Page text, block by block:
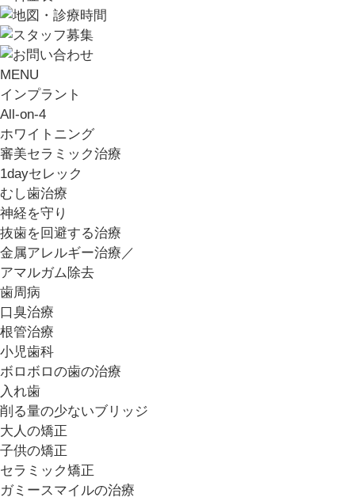
MENU
インプラント
All-on-4
ホワイトニング
審美セラミック治療
1dayセレック
むし歯治療
神経を守り
抜歯を回避する治療
金属アレルギー治療／
アマルガム除去
歯周病
口臭治療
根管治療
小児歯科
ボロボロの歯の治療
入れ歯
削る量の少ないブリッジ
大人の矯正
子供の矯正
セラミック矯正
ガミースマイルの治療